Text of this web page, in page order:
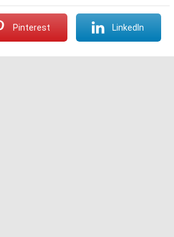
Pinterest LinkedIn